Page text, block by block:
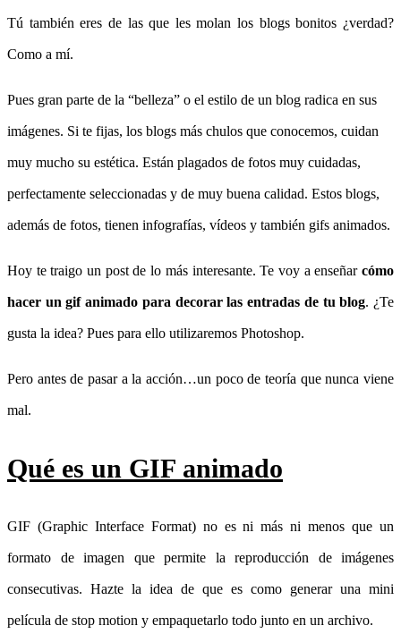
Tú también eres de las que les molan los blogs bonitos ¿verdad?
Como a mí.
Pues gran parte de la “belleza” o el estilo de un blog radica en sus
imágenes. Si te fijas, los blogs más chulos que conocemos, cuidan
muy mucho su estética. Están plagados de fotos muy cuidadas,
perfectamente seleccionadas y de muy buena calidad. Estos blogs,
además de fotos, tienen infografías, vídeos y también gifs animados.
Hoy te traigo un post de lo más interesante. Te voy a enseñar cómo
hacer un gif animado para decorar las entradas de tu blog. ¿Te
gusta la idea? Pues para ello utilizaremos Photoshop.
Pero antes de pasar a la acción…un poco de teoría que nunca viene
mal.
Qué es un GIF animado
GIF (Graphic Interface Format) no es ni más ni menos que un
formato de imagen que permite la reproducción de imágenes
consecutivas. Hazte la idea de que es como generar una mini
película de stop motion y empaquetarlo todo junto en un archivo.